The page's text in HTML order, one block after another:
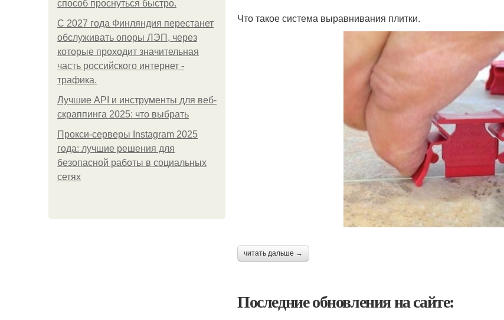
способ проснуться быстро.
С 2027 года Финляндия перестанет
обслуживать опоры ЛЭП, через
которые проходит значительная
часть российского интернет -
трафика.
Лучшие API и инструменты для веб-
скраппинга 2025: что выбрать
Прокси-серверы Instagram 2025
года: лучшие решения для
безопасной работы в социальных
сетях
Что такое система выравнивания плитки.
читать дальше →
Последние обновления на сайте: